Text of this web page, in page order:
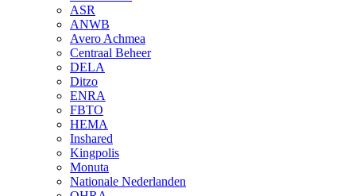
ASR
ANWB
Avero Achmea
Centraal Beheer
DELA
Ditzo
ENRA
FBTO
HEMA
Inshared
Kingpolis
Monuta
Nationale Nederlanden